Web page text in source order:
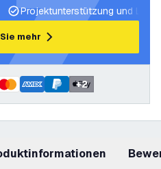
Projektunterstützung und
mehr
+2